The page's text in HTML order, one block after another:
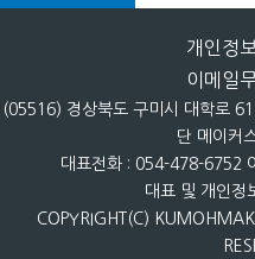
개인정
이메일
(05516) 경상북도 구미시 대학로
단 메이커
대표전화 : 054-478-6752
대표 및 개인정
COPYRIGHT(C)